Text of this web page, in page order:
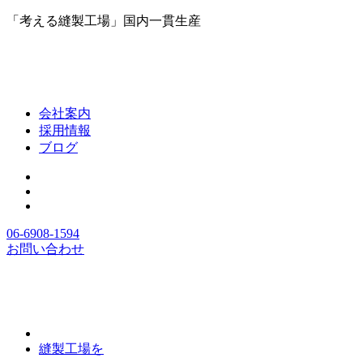
「考える縫製工場」国内一貫生産
会社案内
採用情報
ブログ
06-6908-1594
お問い合わせ
縫製工場を